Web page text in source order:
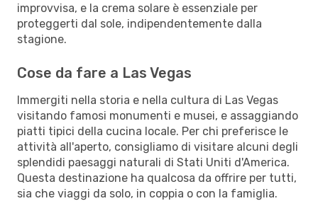
improvvisa, e la crema solare è essenziale per
proteggerti dal sole, indipendentemente dalla
stagione.
Cose da fare a Las Vegas
Immergiti nella storia e nella cultura di Las Vegas
visitando famosi monumenti e musei, e assaggiando
piatti tipici della cucina locale. Per chi preferisce le
attività all'aperto, consigliamo di visitare alcuni degli
splendidi paesaggi naturali di Stati Uniti d'America.
Questa destinazione ha qualcosa da offrire per tutti,
sia che viaggi da solo, in coppia o con la famiglia.